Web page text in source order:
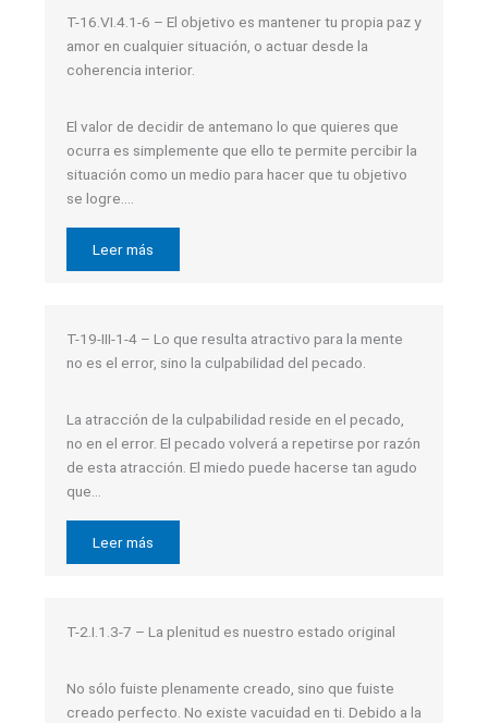
T-16.VI.4.1-6 – El objetivo es mantener tu propia paz y
amor en cualquier situación, o actuar desde la
coherencia interior.
El valor de decidir de antemano lo que quieres que
ocurra es simplemente que ello te permite percibir la
situación como un medio para hacer que tu objetivo
se logre….
Leer más
T-19-III-1-4 – Lo que resulta atractivo para la mente
no es el error, sino la culpabilidad del pecado.
La atracción de la culpabilidad reside en el pecado,
no en el error. El pecado volverá a repetirse por razón
de esta atracción. El miedo puede hacerse tan agudo
que…
Leer más
T-2.I.1.3-7 – La plenitud es nuestro estado original
No sólo fuiste plenamente creado, sino que fuiste
creado perfecto. No existe vacuidad en ti. Debido a la